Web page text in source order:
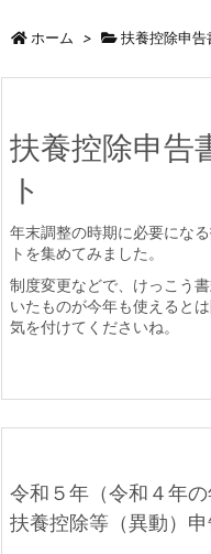
ホーム > 扶養控除申告
扶養控除申告
ト
年末調整の時期に必要にな
トを集めてみました。
制度変更などで、けっこう
いたものが今年も使えると
気を付けてくださいね。
令和５年（令和４年
扶養控除等（異動）